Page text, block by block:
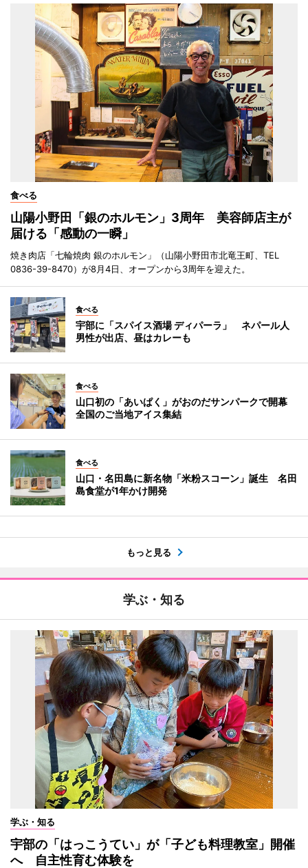
食べる
山陽小野田「銀のホルモン」3周年 美容師店主が
届ける「感動の一瞬」
焼き肉店「七輪焼肉 銀のホルモン」（山陽小野田市北竜王町、TEL
0836-39-8470）が8月4日、オープンから3周年を迎えた。
食べる
宇部に「スパイス酒場 ディパーラ」 ネパール人
男性が出店、昼はカレーも
食べる
山口初の「あいぱく」がおのだサンパークで開幕
全国のご当地アイス集結
食べる
山口・名田島に新名物「米粉スコーン」誕生 名田
島食堂が1年かけ開発
もっと見る
学ぶ・知る
学ぶ・知る
宇部の「はっこうてい」が「子ども料理教室」開催
へ 自主性育む体験を